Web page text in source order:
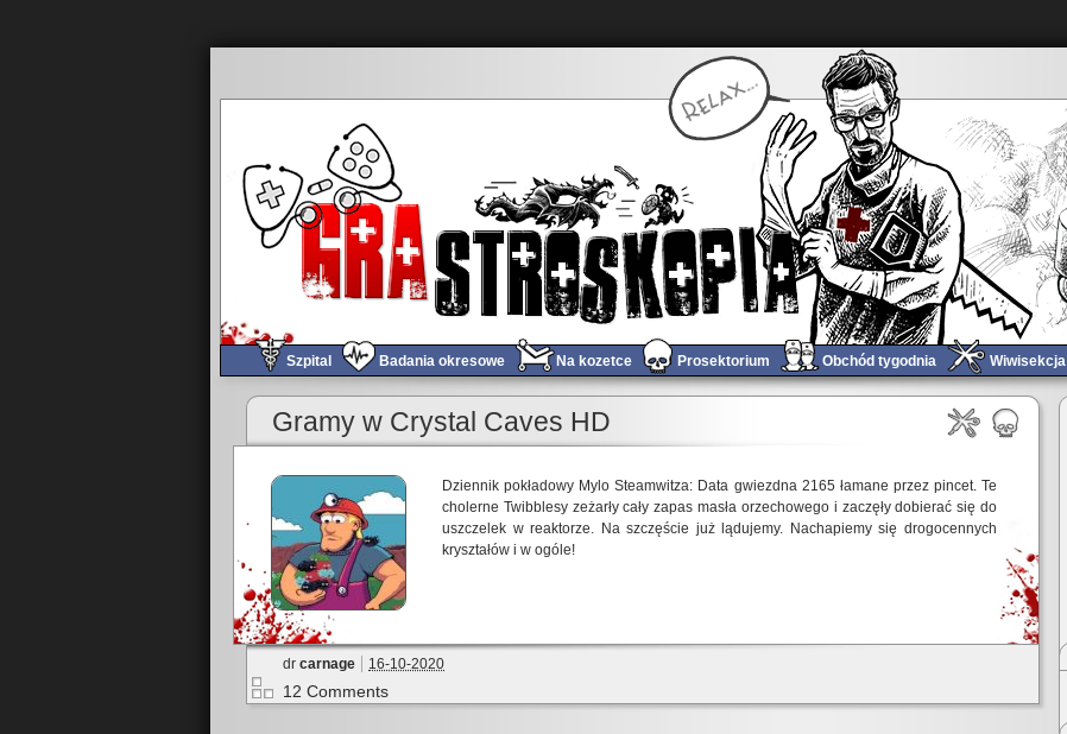
Szpital Badania okresowe Na kozetce Prosektorium Obchód tygodnia Wiwisekcja
Gramy w Crystal Caves HD
Dziennik pokładowy Mylo Steamwitza: Data gwiezdna 2165 łamane przez pincet. Te
cholerne Twibblesy zeżarły cały zapas masła orzechowego i zaczęły dobierać się do
uszczelek w reaktorze. Na szczęście już lądujemy. Nachapiemy się drogocennych
kryształów i w ogóle!
dr carnage 16-10-2020
12 Comments